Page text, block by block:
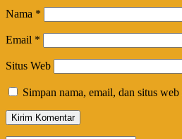
Nama *
Email *
Situs Web
Simpan nama, email, dan situs